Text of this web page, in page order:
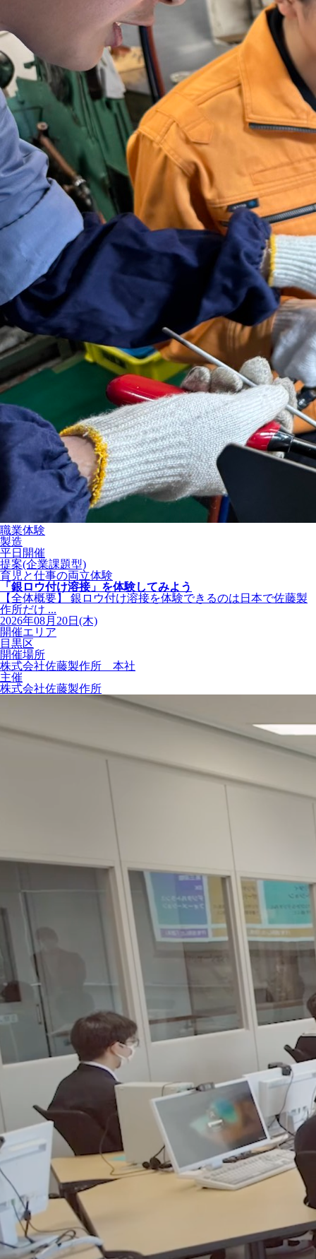
職業体験
製造
平日開催
提案(企業課題型)
育児と仕事の両立体験
「銀ロウ付け溶接」を体験してみよう
【全体概要】 銀ロウ付け溶接を体験できるのは日本で佐藤製
作所だけ ...
2026年08月20日(木)
開催エリア
目黒区
開催場所
株式会社佐藤製作所 本社
主催
株式会社佐藤製作所